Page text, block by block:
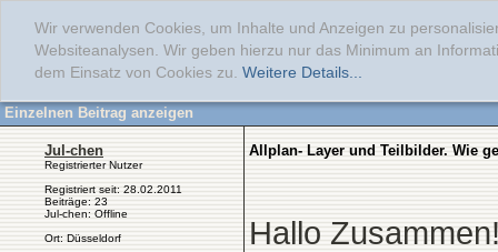
Wir verwenden Cookies, um Inhalte und Anzeigen zu
Websiteanalysen. Wir geben hierzu nur das Minimum an
dem Einsatz von Cookies zu. Weitere Details...
Einzelnen Beitrag anzeigen
Jul-chen
Registrierter Nutzer
Registriert seit: 28.02.2011
Beiträge: 23
Jul-chen: Offline
Ort: Düsseldorf
Allplan- Layer und Teilbilder. Wie
Hallo